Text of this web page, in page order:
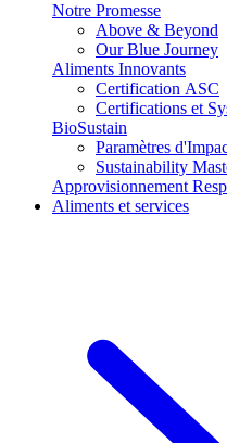
Notre Promesse
Above & Beyond
Our Blue Journey
Aliments Innovants
Certification ASC
Certifications et
BioSustain
Paramètres
Sustainability
Approvisionnement
Aliments et services